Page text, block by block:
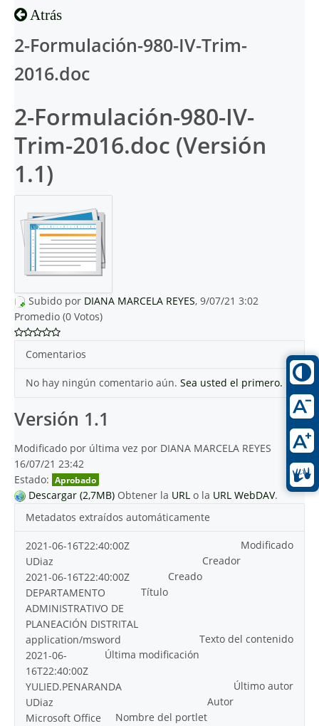
Atrás
2-Formulación-980-IV-Trim-
2016.doc
2-Formulación-980-IV-
Trim-2016.doc (Versión
1.1)
Subido por DIANA MARCELA REYES, 9/07/21 3:02
Promedio (0 Votos)
Comentarios
No hay ningún comentario aún. Sea usted el primero.
Versión 1.1
Modificado por última vez por DIANA MARCELA REYES
16/07/21 23:42
Estado: Aprobado
Descargar (2,7MB) Obtener la URL o la URL WebDAV.
Metadatos extraídos automáticamente
Modificado
2021-06-16T22:40:00Z
Creador
UDiaz
Creado
2021-06-16T22:40:00Z
Título
DEPARTAMENTO
ADMINISTRATIVO DE
PLANEACIÓN DISTRITAL
Texto del contenido
application/msword
Última modificación
2021-06-
16T22:40:00Z
Último autor
YULIED.PENARANDA
Autor
UDiaz
Nombre del portlet
Microsoft Office